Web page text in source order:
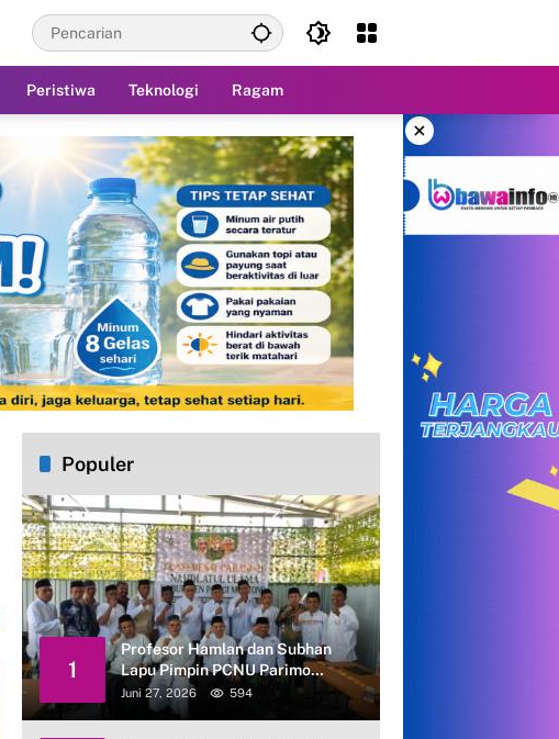
Peristiwa Teknologi Ragam
×
Populer
1
Profesor Hamlan dan Subhan
Lapu Pimpin PCNU Parimo
Periode 2026–2031
Juni 27, 2026 594